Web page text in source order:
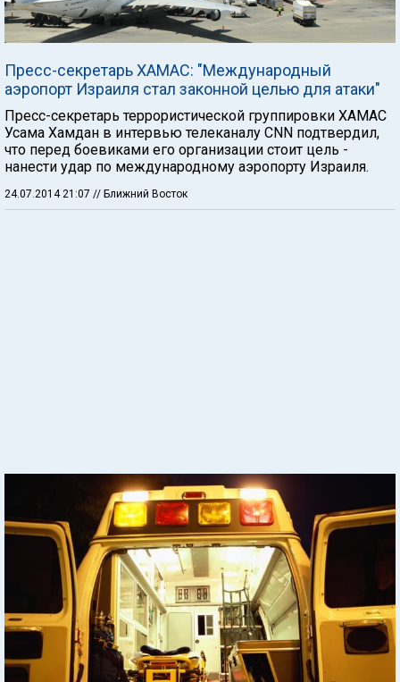
Пресс-секретарь ХАМАС: "Международный
аэропорт Израиля стал законной целью для атаки"
Пресс-секретарь террористической группировки ХАМАС
Усама Хамдан в интервью телеканалу CNN подтвердил,
что перед боевиками его организации стоит цель -
нанести удар по международному аэропорту Израиля.
24.07.2014 21:07 // Ближний Восток